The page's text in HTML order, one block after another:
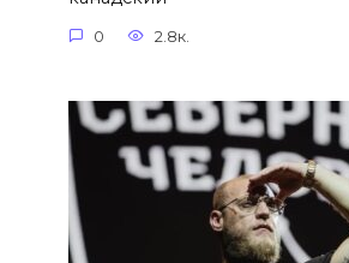
0 2.8к.